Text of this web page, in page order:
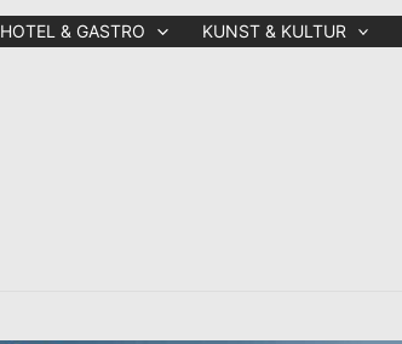
HOTEL & GASTRO KUNST & KULTUR